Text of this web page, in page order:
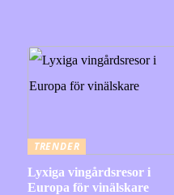
TRENDER
Lyxiga vingårdsresor i
Europa för vinälskare